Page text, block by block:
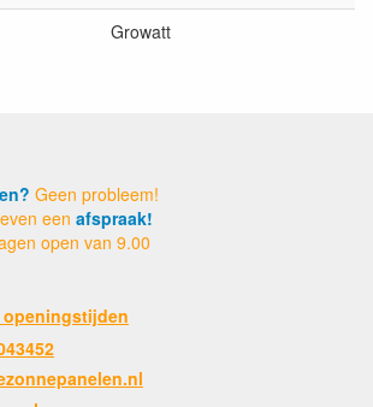
Growatt
Geen probleem!
een afspraak!
open van 9.00